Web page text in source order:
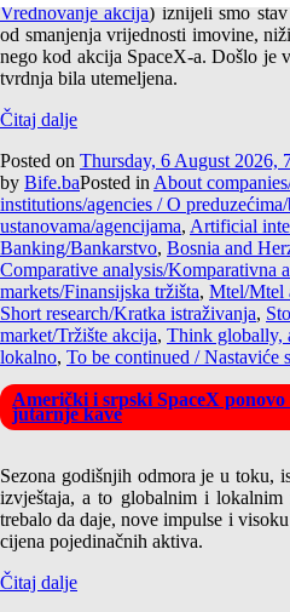
Vrednovanje akcija) iznijeli smo
od smanjenja vrijednosti imovine,
nego kod akcija SpaceX-a. Došlo je
tvrdnja bila utemeljena.
Čitaj dalje
Posted on Thursday, 6 August 2026,
by Bife.baPosted in About
institutions/agencies / O
ustanovama/agencijama, Artificial
Banking/Bankarstvo, Bosnia and
Comparative analysis/Komparativna
markets/Finansijska tržišta, Mtel/Mtel
Short research/Kratka istraživanja,
market/Tržište akcija, Think globally,
lokalno, To be continued / Nastaviće
Američki i srpski SpaceX
jutarnje kave
Sezona godišnjih odmora je u toku,
izvještaja, a to globalnim i
trebalo da daje, nove impulse i
cijena pojedinačnih aktiva.
Čitaj dalje